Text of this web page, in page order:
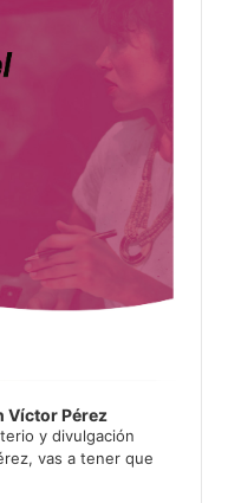
Víctor Pérez
y divulgación
vas a tener que